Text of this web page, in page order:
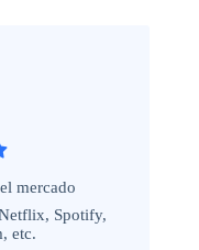
mercado
Spotify,
etc.